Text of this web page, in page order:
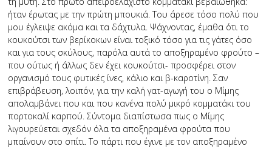
ήταν έρωτας με την πρώτη μπουκιά. Του άρεσε τόσο πολύ που
μου έγλειψε ακόμα και τα δάχτυλα. Ψάχνοντας, έμαθα ότι το
κουκούτσι των βερίκοκων είναι τοξικό τόσο για τις γάτες όσο
και για τους σκύλους, παρόλα αυτά το αποξηραμένο φρούτο –
που ούτως ή άλλως δεν έχει κουκούτσι- προσφέρει στον
οργανισμό τους φυτικές ίνες, κάλιο και β-καροτίνη. Σαν
επιβράβευση, λοιπόν, για την καλή γατ-αγωγή του ο Μίμης
απολαμβάνει που και που κανένα πολύ μικρό κομματάκι του
πορτοκαλί καρπού. Σύντομα διαπίστωσα πως ο Μίμης
λιγουρεύεται σχεδόν όλα τα αποξηραμένα φρούτα που
μπαίνουν στο σπίτι. Το πάρτι που έγινε με τον αποξηραμένο